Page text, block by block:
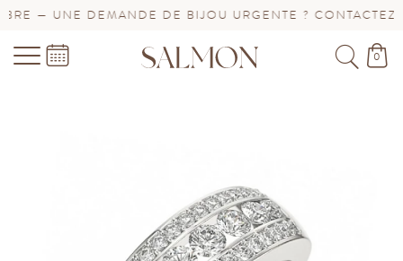
— UNE DEMANDE DE BIJOU URGENTE ? CONTACTEZ-
0